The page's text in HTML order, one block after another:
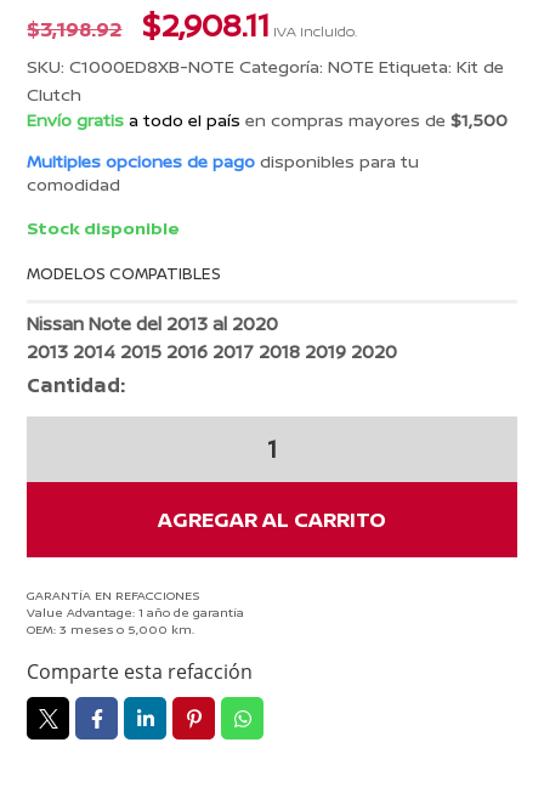
$3,198.92 El
precio
original
era:
$3,198.92.
$2,908.11El
precio
actual
es:
$2,908.11.
IVA incluido.
SKU:C1000ED8XB-NOTE Categoría:NOTE Etiqueta:Kit de
Clutch
Envío gratis a todo el paísen compras mayores de$1,500
Multiples opciones de pagodisponibles para tu
comodidad
Stock disponible
MODELOS COMPATIBLES
Nissan Note del 2013 al 2020
2013 2014 2015 2016 2017 2018 2019 2020
Cantidad:
Cluth
2012-
2020
AGREGAR AL CARRITO
GARANTÍA EN REFACCIONES
Value Advantage: 1 año de garantía
OEM: 3 meses o 5,000 km.
Comparte esta refacción